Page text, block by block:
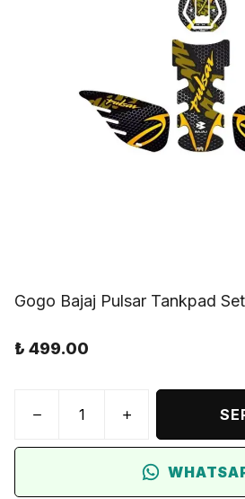
Gogo Bajaj Pulsar Tankpad Set
₺ 499.00